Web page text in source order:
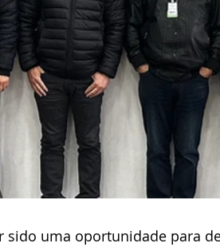
sido uma oportunidade para